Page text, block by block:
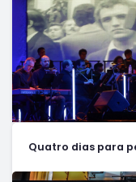
Quatro dias para